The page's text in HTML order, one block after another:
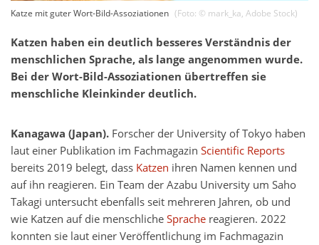
Katze mit guter Wort-Bild-Assoziationen (Foto: © mark_ka, Adobe Stock)
Katzen haben ein deutlich besseres Verständnis der
menschlichen Sprache, als lange angenommen wurde.
Bei der Wort-Bild-Assoziationen übertreffen sie
menschliche Kleinkinder deutlich.
Kanagawa (Japan). Forscher der University of Tokyo haben
laut einer Publikation im Fachmagazin Scientific Reports
bereits 2019 belegt, dass Katzen ihren Namen kennen und
auf ihn reagieren. Ein Team der Azabu University um Saho
Takagi untersucht ebenfalls seit mehreren Jahren, ob und
wie Katzen auf die menschlicheSprache reagieren. 2022
konnten sie laut einer Veröffentlichung im Fachmagazin